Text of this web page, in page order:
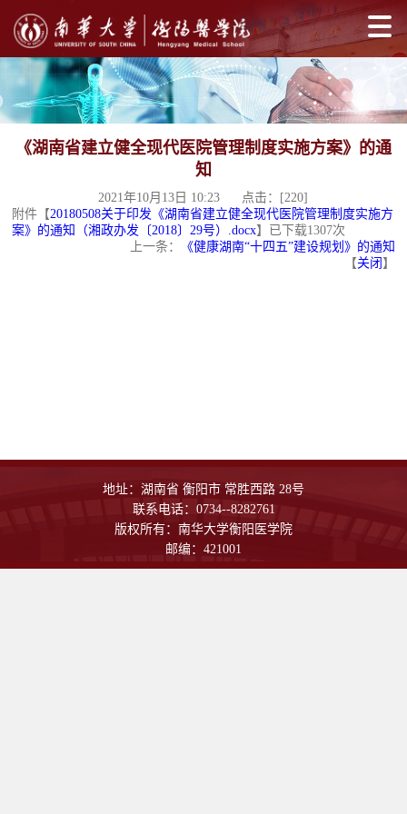
《湖南省建立健全现代医院管理制度实施方案》的通
知
2021年10月13日 10:23 点击：[220]
附件【20180508关于印发《湖南省建立健全现代医院管理制度实施方
案》的通知（湘政办发〔2018〕29号）.docx】已下载1307次
上一条：
《健康湖南“十四五”建设规划》的通知
【关闭 】
地址：湖南省 衡阳市 常胜西路 28号
联系电话：0734--8282761
版权所有：南华大学衡阳医学院
邮编：421001